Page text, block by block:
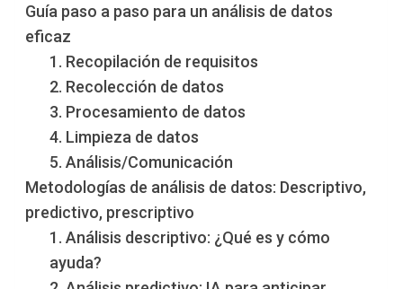
Guía paso a paso para un análisis de datos
eficaz
1. Recopilación de requisitos
2. Recolección de datos
3. Procesamiento de datos
4. Limpieza de datos
5. Análisis/Comunicación
Metodologías de análisis de datos: Descriptivo,
predictivo, prescriptivo
1. Análisis descriptivo: ¿Qué es y cómo
ayuda?